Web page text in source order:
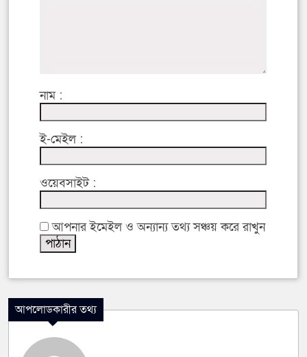
নাম :
ই-মেইল :
ওয়েবসাইট :
আপনার ইমেইল ও অন্যান্য তথ্য সঞ্চয় করে রাখুন
আপলোডকারীর তথ্য